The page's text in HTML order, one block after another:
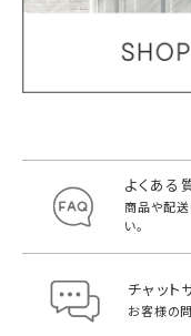
よくある
商品や配
い。
チャット
お客様の